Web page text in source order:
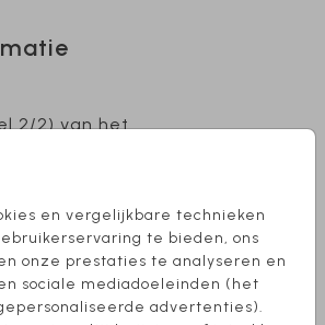
en vergelijkbare technieken
te bieden, ons
onze prestaties te analyseren en
sociale mediadoeleinden (het
advertenties).
2/2) van het
kalkpapier Isabeau. Let
op de achter­zijde van deze
hiervoor naar links of klik op
Het kalk­papierkaartje wordt
van deze achterkaart